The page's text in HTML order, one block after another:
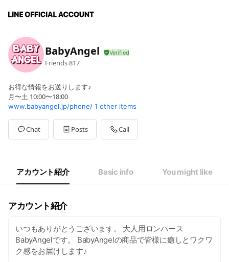
BabyAngel
Friends817
お得な情報をお送りします♪
月〜土 10:00〜18:00
www.babyangel.jp/phone/ 1 other items
Chat Posts Call
アカウント紹介 Basic info You might like
アカウント紹介
いつもありがとうございます。 大人用ロンパース
BabyAngelです。 BabyAngelの商品で皆様に癒しとワクワ
ク感をお届けします♪